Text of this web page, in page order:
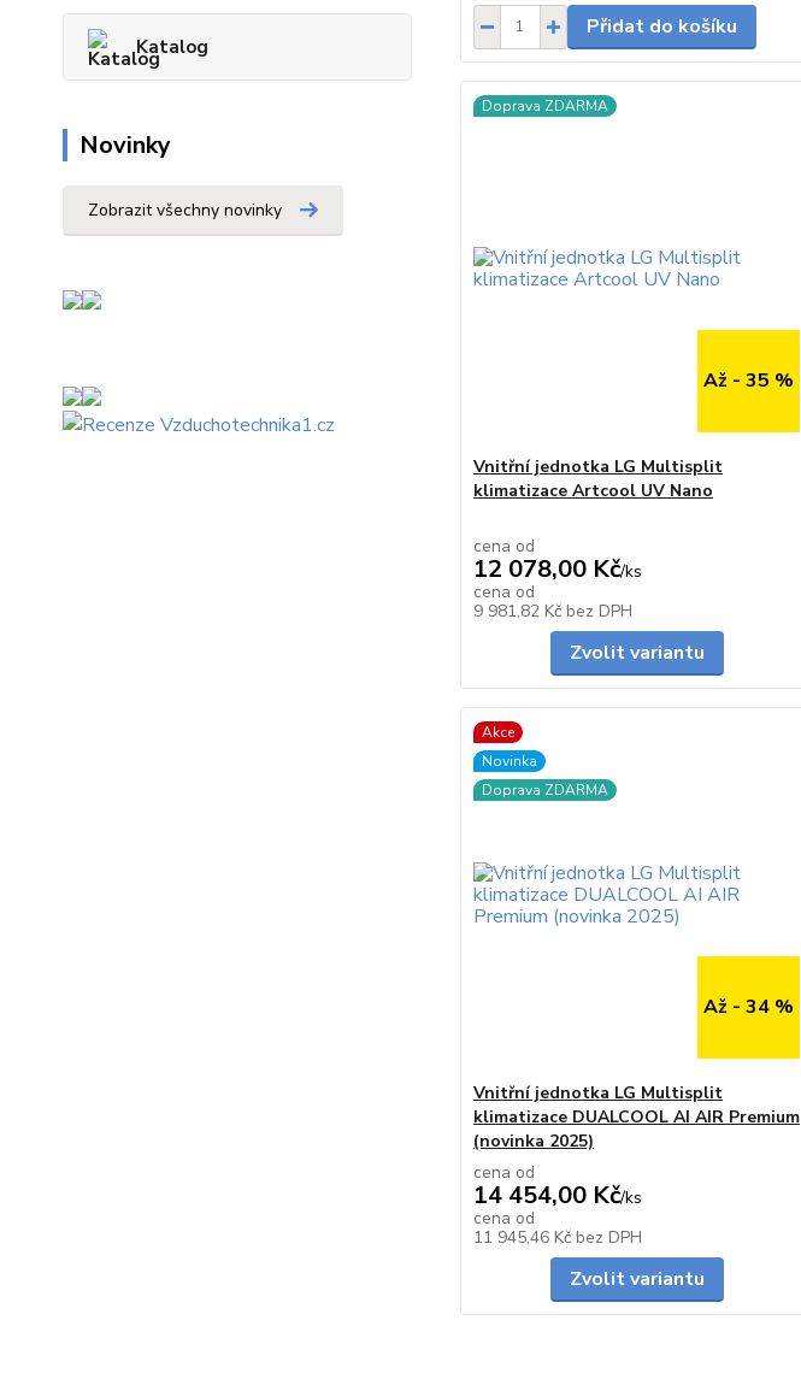
Katalog
Novinky
Zobrazit všechny novinky
Přidat do košíku
Doprava ZDARMA
Až - 35 %
Vnitřní jednotka LG Multisplit
klimatizace Artcool UV Nano
cena od
12 078,00 Kč/ks
cena od
9 981,82 Kč bez DPH
Zvolit variantu
Akce
Novinka
Doprava ZDARMA
Až - 34 %
Vnitřní jednotka LG Multisplit
klimatizace DUALCOOL AI AIR Premium
(novinka 2025)
cena od
14 454,00 Kč/ks
cena od
11 945,46 Kč bez DPH
Zvolit variantu